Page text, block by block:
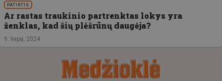
PATIRTIS
Ar rastas traukinio partrenktas lokys yra
ženklas, kad šių plėšrūnų daugėja?
9. liepa, 2024